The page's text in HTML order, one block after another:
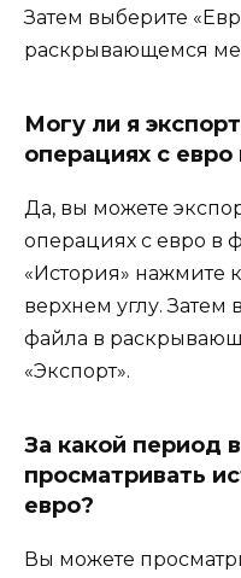
Затем выберите
раскрывающемся
Могу ли я
операциях с евро
Да, вы можете
операциях с евро в
«История» нажмите
верхнем углу.
файла в
«Экспорт».
За какой период
просматривать
евро?
Вы можете